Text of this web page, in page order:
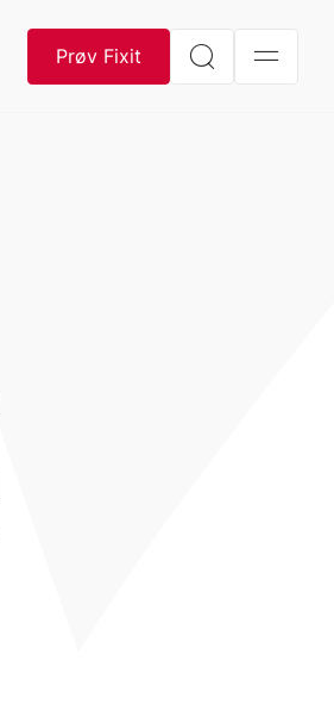
Prøv Fixit